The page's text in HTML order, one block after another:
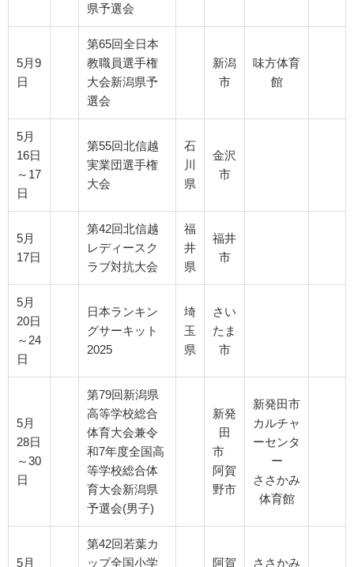
県予選会
5月9
日
第65回全日本
教職員選手権
大会新潟県予
選会
新潟
市
味方体育
館
5月
16日
～17
日
第55回北信越
実業団選手権
大会
石
川
県
金沢
市
5月
17日
第42回北信越
レディースク
ラブ対抗大会
福
井
県
福井
市
5月
20日
～24
日
日本ランキン
グサーキット
2025
埼
玉
県
さい
たま
市
5月
28日
～30
日
第79回新潟県
高等学校総合
体育大会兼令
和7年度全国高
等学校総合体
育大会新潟県
予選会(男子)
新発
田
市
阿賀
野市
新発田市
カルチャ
ーセンタ
ー
ささかみ
体育館
5月
第42回若葉カ
ップ全国小学
阿賀
ささかみ